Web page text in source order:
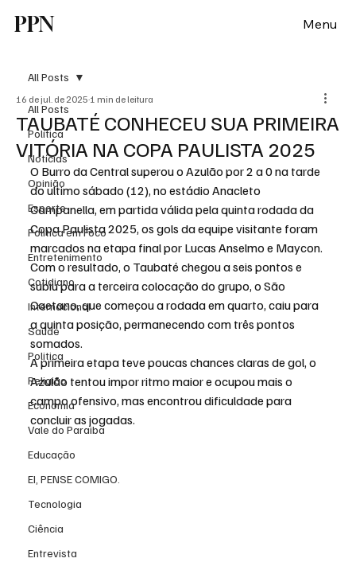
PPN Menu
All Posts
Política
Notícias
Opinião
Esporte
Politica em Foco
Entretenimento
Cotidiano
Internacional
Saúde
Politica
Religião
Economia
Vale do Paraiba
Educação
EI, PENSE COMIGO.
Tecnologia
Ciência
Entrevista
All Posts
TAUBATÉ CONHECEU SUA PRIMEIRA
VITÓRIA NA COPA PAULISTA 2025
16 de jul. de 2025 1 min de leitura
O Burro da Central superou o Azulão por 2 a 0 na tarde
do ultimo sábado (12), no estádio Anacleto
Campanella, em partida válida pela quinta rodada da
Copa Paulista 2025, os gols da equipe visitante foram
marcados na etapa final por Lucas Anselmo e Maycon.
Com o resultado, o Taubaté chegou a seis pontos e
subiu para a terceira colocação do grupo, o São
Caetano, que começou a rodada em quarto, caiu para
a quinta posição, permanecendo com três pontos
somados.
A primeira etapa teve poucas chances claras de gol, o
Azulão tentou impor ritmo maior e ocupou mais o
campo ofensivo, mas encontrou dificuldade para
concluir as jogadas.